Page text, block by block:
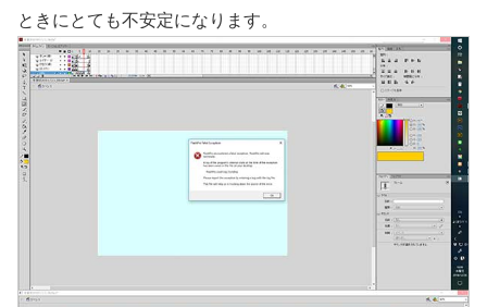
ときにとても不安定になります。